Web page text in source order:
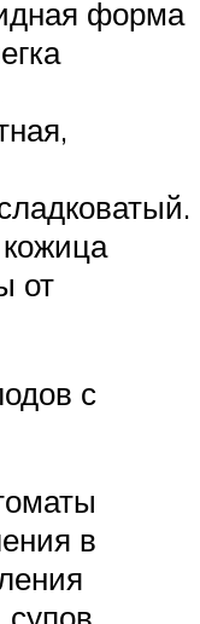
форма
от
с
в